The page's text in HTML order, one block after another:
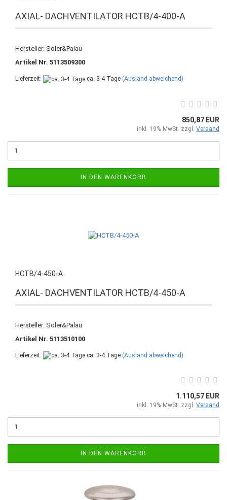
AXIAL- DACHVENTILATOR HCTB/4-400-A
Hersteller: Soler&Palau
Artikel Nr. 5113509300
Lieferzeit: ca. 3-4 Tage (Ausland abweichend)
850,87 EUR
inkl. 19% MwSt. zzgl. Versand
IN DEN WARENKORB
HCTB/4-450-A
AXIAL- DACHVENTILATOR HCTB/4-450-A
Hersteller: Soler&Palau
Artikel Nr. 5113510100
Lieferzeit: ca. 3-4 Tage (Ausland abweichend)
1.110,57 EUR
inkl. 19% MwSt. zzgl. Versand
IN DEN WARENKORB